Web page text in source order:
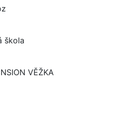
škola
VĚŽKA